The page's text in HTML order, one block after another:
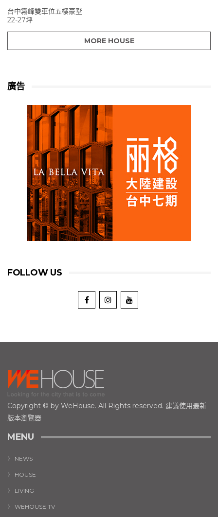
台中霧峰雙車位五樓豪墅
22-27坪
MORE HOUSE
廣告
FOLLOW US
Copyright © by WeHouse. All Rights reserved. 建議使用最新
版本瀏覽器
MENU
NEWS
HOUSE
LIVING
WEHOUSE TV